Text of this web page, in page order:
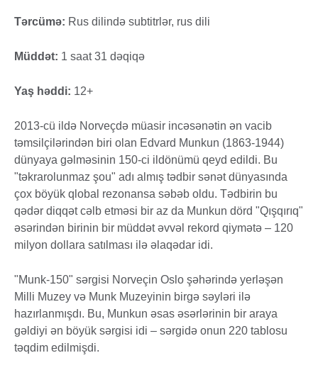
Tərcümə: Rus dilində subtitrlər, rus dili
Müddət: 1 saat 31 dəqiqə
Yaş həddi: 12+
2013-cü ildə Norveçdə müasir incəsənətin ən vacib
təmsilçilərindən biri olan Edvard Munkun (1863-1944)
dünyaya gəlməsinin 150-ci ildönümü qeyd edildi. Bu
"təkrarolunmaz şou" adı almış tədbir sənət dünyasında
çox böyük qlobal rezonansa səbəb oldu. Tədbirin bu
qədər diqqət cəlb etməsi bir az da Munkun dörd "Qışqırıq"
əsərindən birinin bir müddət əvvəl rekord qiymətə – 120
milyon dollara satılması ilə əlaqədar idi.
"Munk-150" sərgisi Norveçin Oslo şəhərində yerləşən
Milli Muzey və Munk Muzeyinin birgə səyləri ilə
hazırlanmışdı. Bu, Munkun əsas əsərlərinin bir araya
gəldiyi ən böyük sərgisi idi – sərgidə onun 220 tablosu
təqdim edilmişdi.